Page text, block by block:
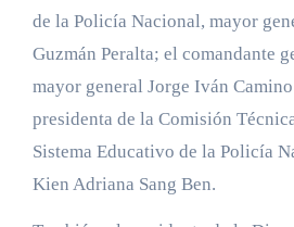
de la Policía Nacional, mayor
Guzmán Peralta; el comandante
mayor general Jorge Iván
presidenta de la Comisión
Sistema Educativo de la Policía
Kien Adriana Sang Ben.